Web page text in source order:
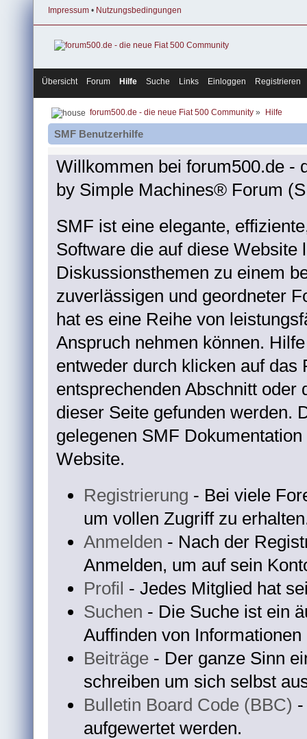
Impressum • Nutzungsbedingungen
Übersicht Forum Hilfe Suche Links Einloggen Registrieren
forum500.de - die neue Fiat 500 Community » Hilfe
SMF Benutzerhilfe
Willkommen bei forum500.de -
by Simple Machines® Forum
SMF ist eine elegante,
Software die auf diese Website
Diskussionsthemen zu einem
zuverlässigen und geordneter
hat es eine Reihe von
Anspruch nehmen können.
entweder durch klicken auf das
entsprechenden Abschnitt
dieser Seite gefunden werden.
gelegenen SMF
Website.
Registrierung - Bei viele
um vollen Zugriff zu
Anmelden - Nach der
Anmelden, um auf sein
Profil - Jedes Mitglied hat
Suchen - Die Suche ist ein
Auffinden von
Beiträge - Der ganze Sinn
schreiben um sich selbst
Bulletin Board Code (BBC)
aufgewertet werden.